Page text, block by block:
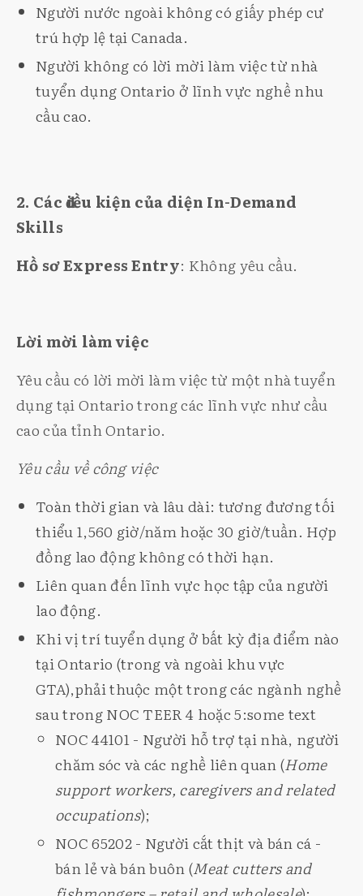
Người nước ngoài không có giấy phép cư
trú hợp lệ tại Canada.
Người không có lời mời làm việc từ nhà
tuyển dụng Ontario ở lĩnh vực nghề nhu
cầu cao.
2. Các điều kiện của diện In-Demand
Skills
Hồ sơ Express Entry: Không yêu cầu.
Lời mời làm việc
Yêu cầu có lời mời làm việc từ một nhà tuyển
dụng tại Ontario trong các lĩnh vực như cầu
cao của tỉnh Ontario.
Yêu cầu về công việc
Toàn thời gian và lâu dài: tương đương tối
thiểu 1,560 giờ/năm hoặc 30 giờ/tuần. Hợp
đồng lao động không có thời hạn.
Liên quan đến lĩnh vực học tập của người
lao động.
Khi vị trí tuyển dụng ở bất kỳ địa điểm nào
tại Ontario (trong và ngoài khu vực
GTA),phải thuộc một trong các ngành nghề
sau trong NOC TEER 4 hoặc 5:some text
NOC 44101 - Người hỗ trợ tại nhà, người
chăm sóc và các nghề liên quan (Home
support workers, caregivers and related
occupations);
NOC 65202 - Người cắt thịt và bán cá -
bán lẻ và bán buôn (Meat cutters and